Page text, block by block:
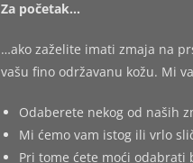
Za početak…
…ako zaželite imati zmaja na
vašu fino održavanu kožu. Mi
Odaberete nekog od naših
Mi ćemo vam istog ili vrlo
Pri tome ćete moći odabrati